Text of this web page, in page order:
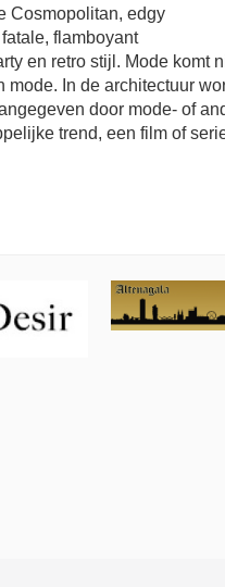
Cosmopolitan, edgy
flamboyant
en retro stijl. Mode komt
mode. In de architectuur
door mode- of
trend, een film of